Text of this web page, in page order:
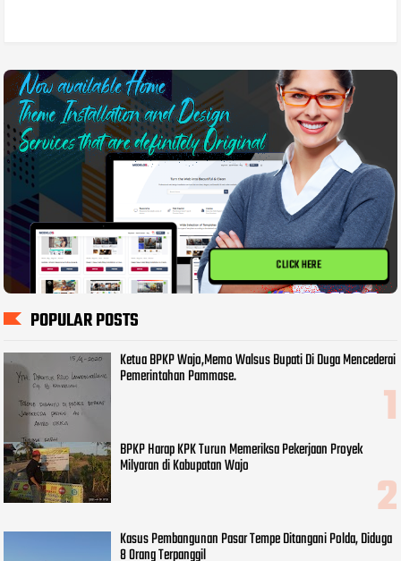
CLICK HERE
POPULAR POSTS
Ketua BPKP Wajo,Memo Walsus Bupati Di Duga Mencederai
Pemerintahan Pammase.
BPKP Harap KPK Turun Memeriksa Pekerjaan Proyek
Milyaran di Kabupatan Wajo
Kasus Pembangunan Pasar Tempe Ditangani Polda, Diduga
8 Orang Terpanggil